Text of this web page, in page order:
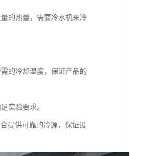
的热量，需要冷水机来冷
的冷却温度，保证产品的
实验要求。
提供可靠的冷源，保证设